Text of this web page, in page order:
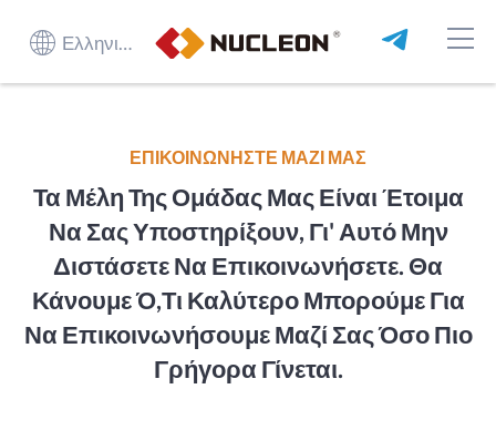
Ελληνικά
ΕΠΙΚΟΙΝΩΝΗΣΤΕ ΜΑΖΙ ΜΑΣ
Τα Μέλη Της Ομάδας Μας Είναι Έτοιμα
Να Σας Υποστηρίξουν, Γι' Αυτό Μην
Διστάσετε Να Επικοινωνήσετε. Θα
Κάνουμε Ό,τι Καλύτερο Μπορούμε Για
Να Επικοινωνήσουμε Μαζί Σας Όσο Πιο
Γρήγορα Γίνεται.